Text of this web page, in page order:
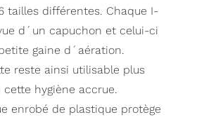
tailles différentes. Chaque I-
d´un capuchon et celui-ci
gaine d´aération.
reste ainsi utilisable plus
hygiène accrue.
enrobé de plastique protège